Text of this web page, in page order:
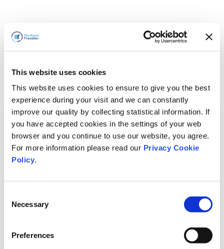
This website uses cookies
This website uses cookies to ensure to give you the best
experience during your visit and we can constantly
improve our quality by collecting statistical information. If
you have accepted cookies in the settings of your web
browser and you continue to use our website, you agree.
For more information please read our Privacy Cookie
Policy.
Selection
Necessary
Preferences
Vi utför för närvarande planerat underhåll